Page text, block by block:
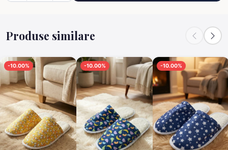
Produse similare
-10.00% -10.00% -10.00%